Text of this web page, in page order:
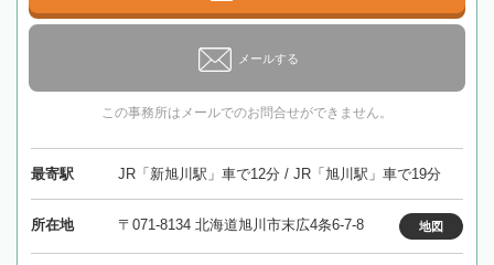
メールする
この事務所はメールでのお問合せができません。
最寄駅 JR「新旭川駅」車で12分 / JR「旭川駅」車で19分
所在地 〒071-8134 北海道旭川市末広4条6-7-8 地図